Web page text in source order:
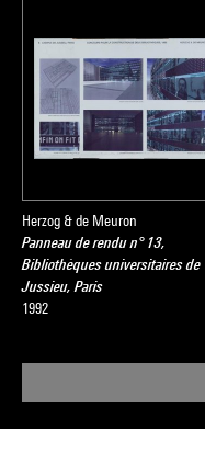
Herzog & de Meuron
Panneau de rendu n° 13,
Bibliothèques universitaires de
Jussieu, Paris
1992